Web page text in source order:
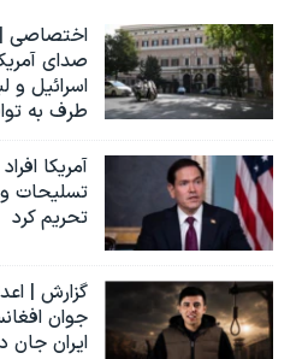
اختصاصی |
صدای
اسرائیل و
طرف به
آمریکا
تسلیحات و
تحریم کرد
گزارش |
جوان
ایران جان